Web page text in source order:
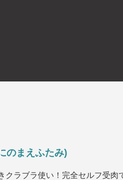
のまえふたみ)
クラブラ使い！完全セルフ受肉